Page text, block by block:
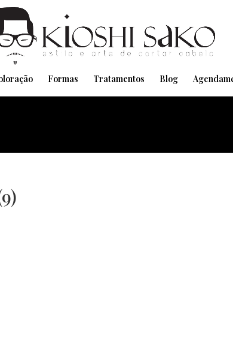
Formas Tratamentos Blog
Pensando em transformar seu Visual??
Agende pelo Whatsapp